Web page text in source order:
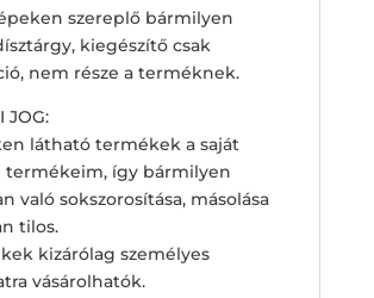
szereplő bármilyen
kiegészítő csak
nem része a terméknek.
JOG:
látható termékek a saját
termékeim, így bármilyen
való sokszorosítása, másolása
tilos.
kizárólag személyes
vásárolhatók.